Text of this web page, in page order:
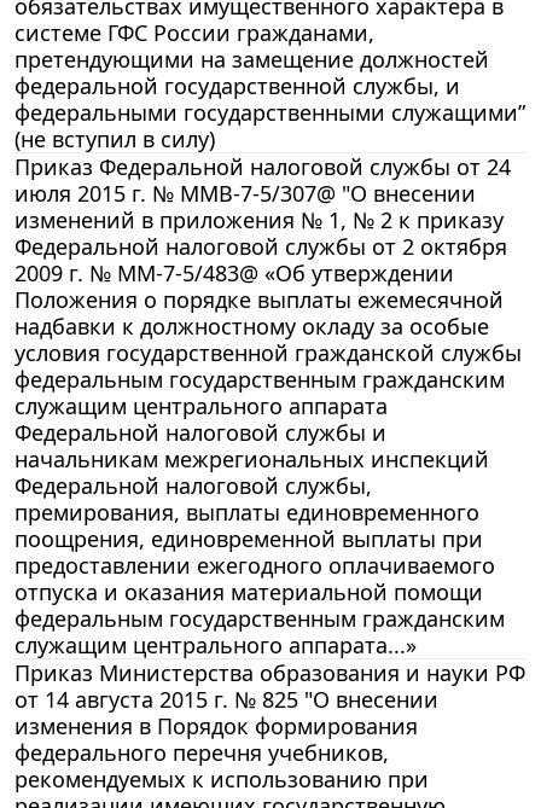
обязательствах имущественного характера в
системе ГФС России гражданами,
претендующими на замещение должностей
федеральной государственной службы, и
федеральными государственными служащими”
(не вступил в силу)
Приказ Федеральной налоговой службы от 24
июля 2015 г. № ММВ-7-5/307@ "О внесении
изменений в приложения № 1, № 2 к приказу
Федеральной налоговой службы от 2 октября
2009 г. № ММ-7-5/483@ «Об утверждении
Положения о порядке выплаты ежемесячной
надбавки к должностному окладу за особые
условия государственной гражданской службы
федеральным государственным гражданским
служащим центрального аппарата
Федеральной налоговой службы и
начальникам межрегиональных инспекций
Федеральной налоговой службы,
премирования, выплаты единовременного
поощрения, единовременной выплаты при
предоставлении ежегодного оплачиваемого
отпуска и оказания материальной помощи
федеральным государственным гражданским
служащим центрального аппарата...»
Приказ Министерства образования и науки РФ
от 14 августа 2015 г. № 825 "О внесении
изменения в Порядок формирования
федерального перечня учебников,
рекомендуемых к использованию при